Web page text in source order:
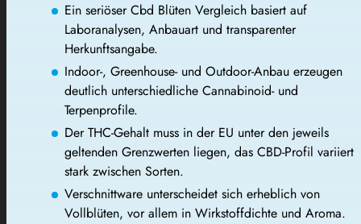
Ein seriöser Cbd Blüten Vergleich basiert auf
Laboranalysen, Anbauart und transparenter
Herkunftsangabe.
Indoor-, Greenhouse- und Outdoor-Anbau erzeugen
deutlich unterschiedliche Cannabinoid- und
Terpenprofile.
Der THC-Gehalt muss in der EU unter den jeweils
geltenden Grenzwerten liegen, das CBD-Profil variiert
stark zwischen Sorten.
Verschnittware unterscheidet sich erheblich von
Vollblüten, vor allem in Wirkstoffdichte und Aroma.